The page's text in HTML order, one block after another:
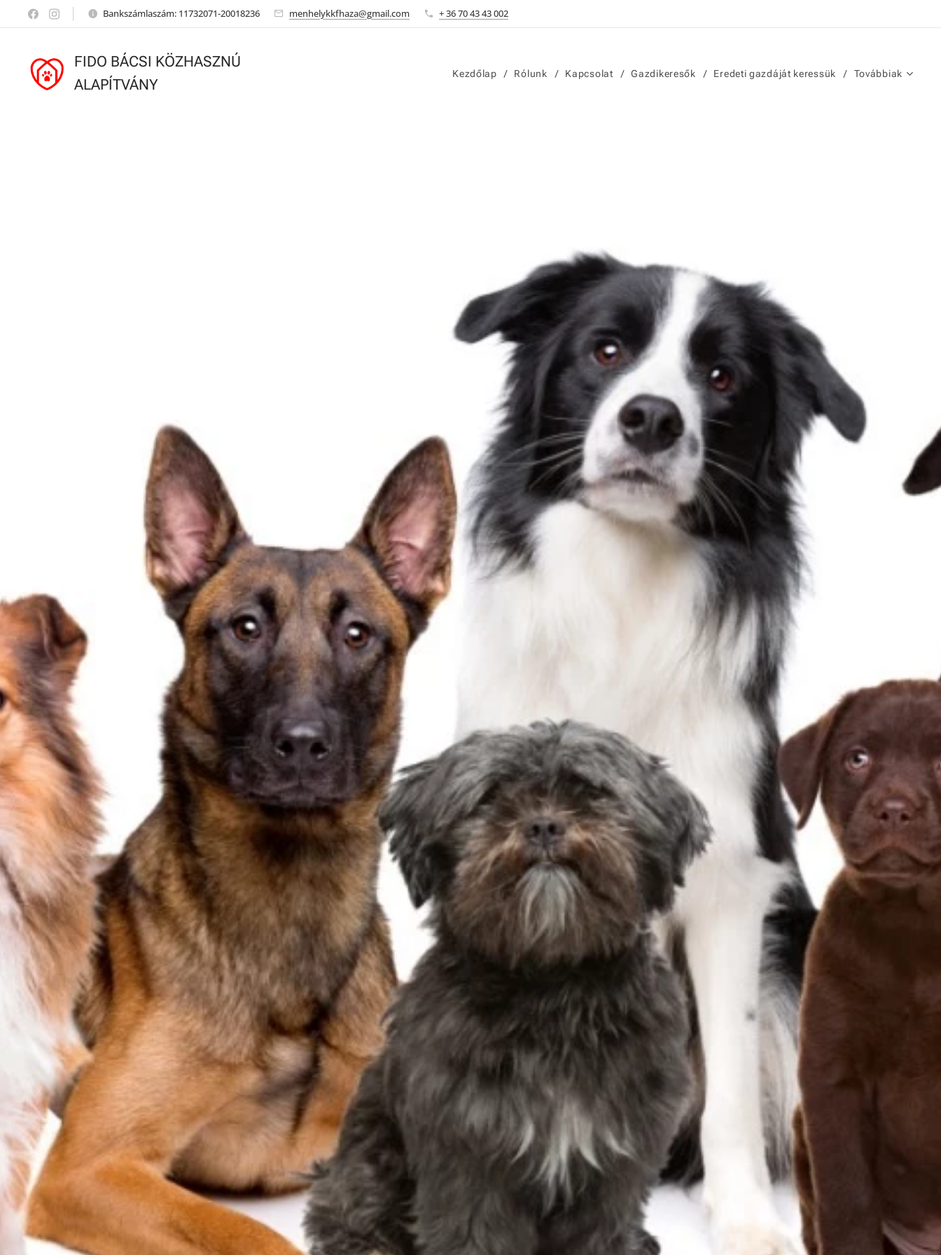
Bankszámlaszám: 11732071-20018236 menhelykkfhaza@gmail.com + 36 70 43 43 002
FIDO BÁCSI KÖZHASZNÚ
ALAPÍTVÁNY
Kezdőlap Rólunk Kapcsolat Gazdikeresők Eredeti gazdáját keressük Továbbiak